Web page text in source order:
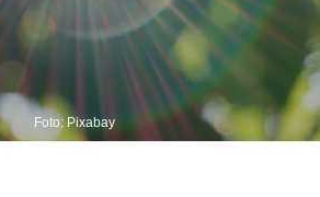
Foto: Pixabay